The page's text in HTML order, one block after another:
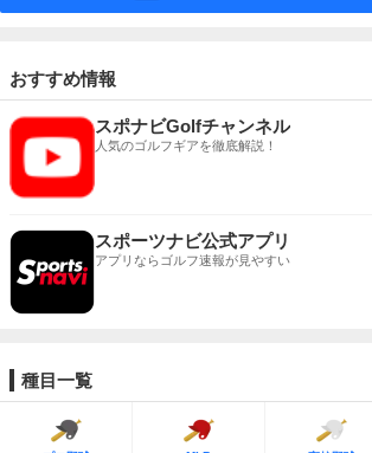
おすすめ情報
スポナビGolfチャンネル
人気のゴルフギアを徹底解説！
スポーツナビ公式アプリ
アプリならゴルフ速報が見やすい
種目一覧